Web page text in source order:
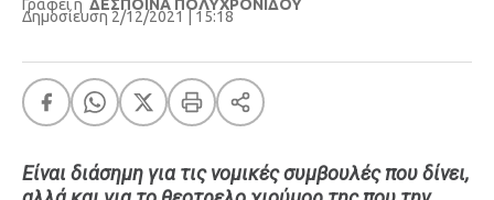
Γράφει η ΔΕΣΠΟΙΝΑ ΠΟΛΥΧΡΟΝΙΔΟΥ
Δημοσίευση 2/12/2021 | 15:18
Είναι διάσημη για τις νομικές συμβουλές που δίνει,